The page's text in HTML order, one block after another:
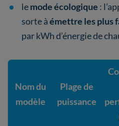
lemode écologique :
sorte àémettre les plus
par kWh d’énergie de
Nom du
modèle
Plage de
puissance